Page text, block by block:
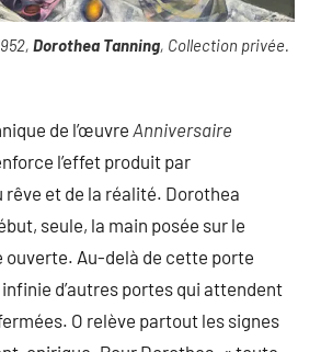
Dorothea Tanning, Collection privée.
de l’œuvre Anniversaire
l’effet produit par
rêve et de la réalité. Dorothea
seule, la main posée sur le
ouverte. Au-delà de cette porte
d’autres portes qui attendent
O relève partout les signes